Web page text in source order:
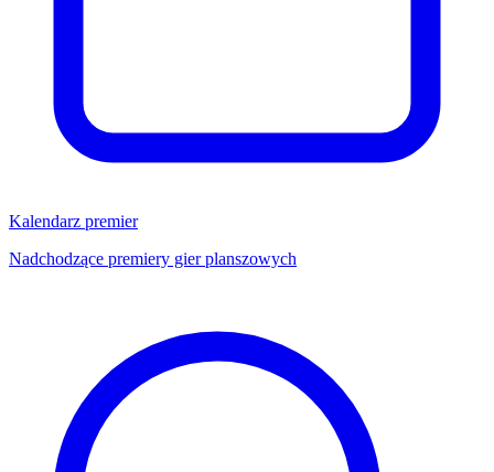
Kalendarz premier
Nadchodzące premiery gier planszowych